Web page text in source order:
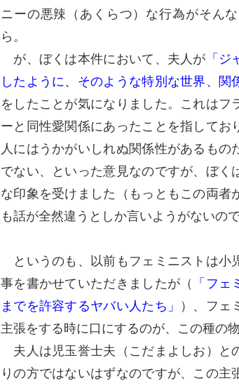
ニーの悪辣（あくらつ）な行為がそん
ら。
が、ぼくは本件において、夫人が 「
したように、そのような特別な世界、関
をしたことが気になりました。これはフ
ーと同性愛関係にあったことを指してお
人にはうかがいしれぬ関係性があるもの
でない、といった意見なのですが、ぼく
な印象を受けました（もっともこの両者
も話が全然違うとしか言いようがないの
というのも、以前もフェミニストは小
事を書かせていただきましたが（
「フ
までを許容するヤバい人たち」
）、フェ
主張をする時に口にするのが、この種の
夫人は児玉誉士夫（こだまよしお）と
りの方ではないはずなのですが、この主